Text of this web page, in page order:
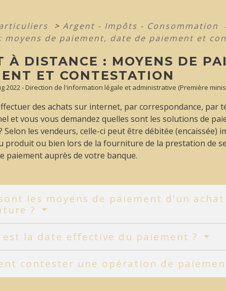
> Argent - Impôts - Consommation
moyens de paiement, date de paiement et
À DISTANCE : MOYENS DE
ET CONTESTATION
2022 - Direction de l'information légale et administrative (Première
des achats sur internet, par correspondance, par
et vous vous demandez quelles sont les solutions de
Selon les vendeurs, celle-ci peut être débitée (encaissée)
produit ou bien lors de la fourniture de la prestation de
paiement auprès de votre banque.
les moyens de paiement d'un
?
est la date effective du paiement ?
contester une opération de